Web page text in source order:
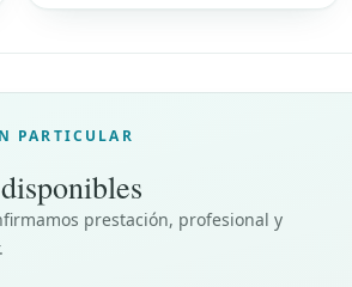
PARTICULAR
prestación, profesional y